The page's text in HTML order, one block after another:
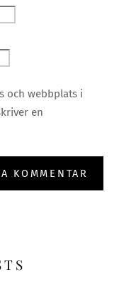
och webbplats i
en